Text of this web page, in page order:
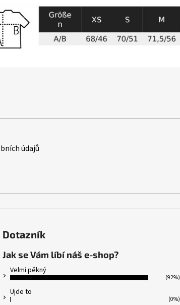
údajů
Dotazník
Jak se Vám líbí náš e-shop?
Velmi pěkný
(92%)
Ujde to
(0%)